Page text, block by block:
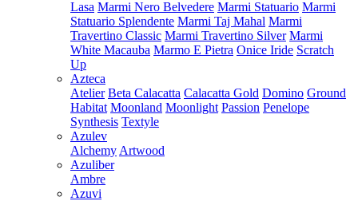
Lasa Marmi Nero Belvedere Marmi Statuario Marmi
Statuario Splendente Marmi Taj Mahal Marmi
Travertino Classic Marmi Travertino Silver Marmi
White Macauba Marmo E Pietra Onice Iride Scratch
Up
Azteca
Atelier Beta Calacatta Calacatta Gold Domino Ground
Habitat Moonland Moonlight Passion Penelope
Synthesis Textyle
Azulev
Alchemy Artwood
Azuliber
Ambre
Azuvi